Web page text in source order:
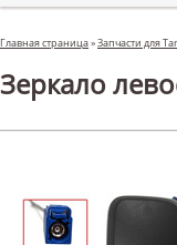
Главная страница»Запчасти для
Зеркало